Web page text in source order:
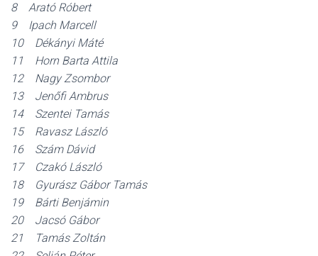
8 Arató Róbert
9 Ipach Marcell
10 Dékányi Máté
11 Horn Barta Attila
12 Nagy Zsombor
13 Jenőfi Ambrus
14 Szentei Tamás
15 Ravasz László
16 Szám Dávid
17 Czakó László
18 Gyurász Gábor Tamás
19 Bárti Benjámin
20 Jacsó Gábor
21 Tamás Zoltán